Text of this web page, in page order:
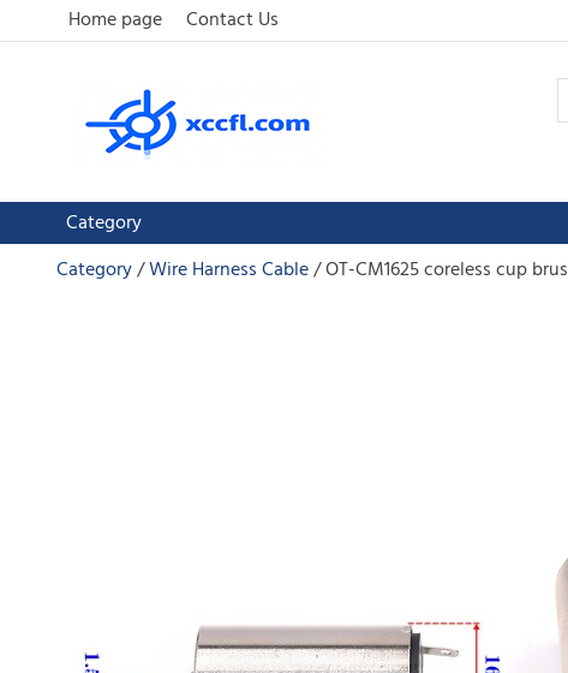
Home page Contact Us
Category
Category Wire Harness Cable OT-CM1625 coreless cup